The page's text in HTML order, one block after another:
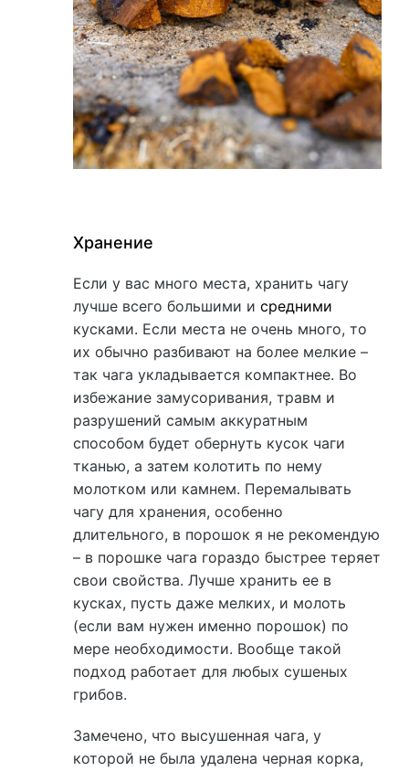
Хранение
Если у вас много места, хранить чагу
лучше всего большими и средними
кусками. Если места не очень много, то
их обычно разбивают на более мелкие –
так чага укладывается компактнее. Во
избежание замусоривания, травм и
разрушений самым аккуратным
способом будет обернуть кусок чаги
тканью, а затем колотить по нему
молотком или камнем. Перемалывать
чагу для хранения, особенно
длительного, в порошок я не рекомендую
– в порошке чага гораздо быстрее теряет
свои свойства. Лучше хранить ее в
кусках, пусть даже мелких, и молоть
(если вам нужен именно порошок) по
мере необходимости. Вообще такой
подход работает для любых сушеных
грибов.
Замечено, что высушенная чага, у
которой не была удалена черная корка,